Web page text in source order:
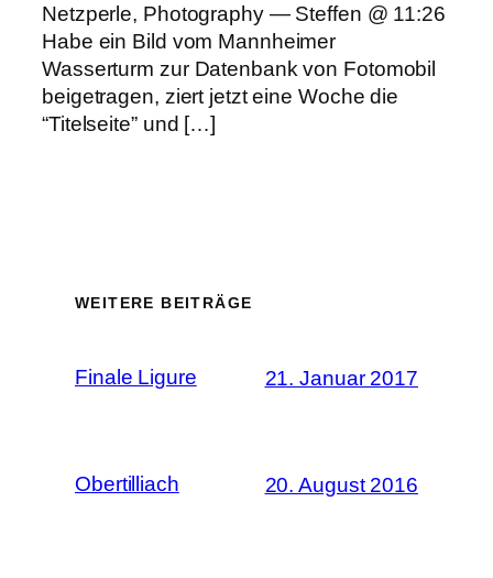
Netzperle, Photography — Steffen @ 11:26
Habe ein Bild vom Mannheimer
Wasserturm zur Datenbank von Fotomobil
beigetragen, ziert jetzt eine Woche die
“Titelseite” und […]
WEITERE BEITRÄGE
Finale Ligure 21. Januar 2017
Obertilliach 20. August 2016